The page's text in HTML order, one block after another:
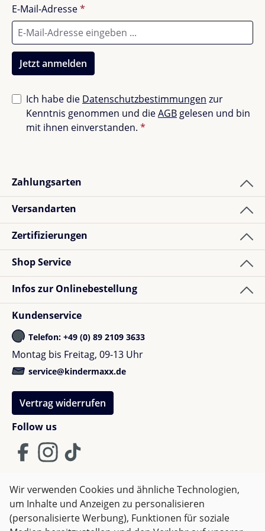
skandinavisches Design mit Funktionalität – die
perfekte Wahl für alle, die stilvoll und platzsparend
wickeln möchten.
E-Mail-Adresse*
Jetzt anmelden
Ich habe die Datenschutzbestimmungen zur
Kenntnis genommen und dieAGB gelesen und bin
mit ihnen einverstanden. *
Zahlungsarten
Versandarten
Zertifizierungen
Follow us
Shop Service
Infos zur Onlinebestellung
Kundenservice
Telefon: +49 (0) 89 2109 3633
Montag bis Freitag, 09-13 Uhr
service@kindermaxx.de
Vertrag widerrufen
AGB Impressum
Datenschutz
Widerrufsrecht
Wir verwenden Cookies und ähnliche Technologien,
um Inhalte und Anzeigen zu personalisieren
(personalisierte Werbung), Funktionen für soziale